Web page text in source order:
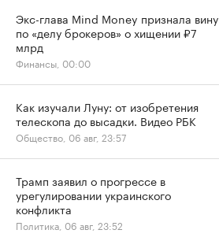
Экс-глава Mind Money признала вину
по «делу брокеров» о хищении ₽7
млрд
Финансы, 00:00
Как изучали Луну: от изобретения
телескопа до высадки. Видео РБК
Общество, 06 авг, 23:57
Трамп заявил о прогрессе в
урегулировании украинского
конфликта
Политика, 06 авг, 23:52